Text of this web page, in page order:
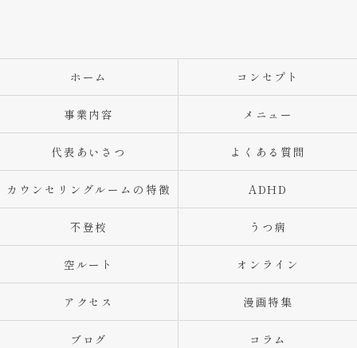
ホーム コンセプト
事業内容 メニュー
代表あいさつ よくある質問
カウンセリングルームの特徴 ADHD
不登校 うつ病
空ルート オンライン
アクセス 漫画特集
ブログ コラム